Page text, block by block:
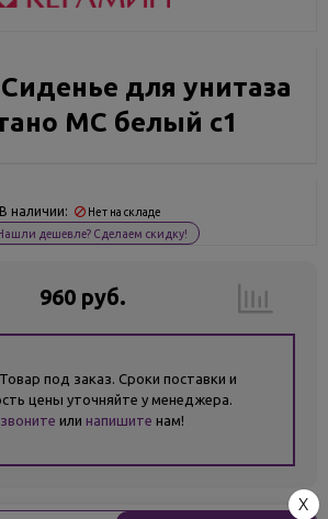
для унитаза
МС белый с1
В наличии: Нет на складе
дешевле? Сделаем скидку!
960 руб.
под заказ. Сроки поставки и
цены уточняйте у менеджера.
или напишите нам!
X